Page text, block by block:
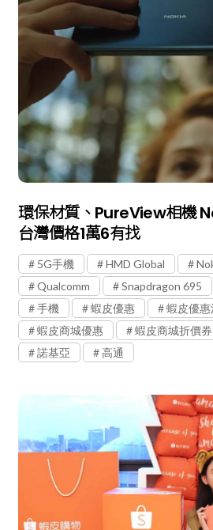
環保材質、PureView相機
台灣價格1萬6有找
5G手機 HMD Global
Qualcomm
Snapdragon 695
手機
蝦皮優惠 蝦皮優惠
蝦皮商城優惠
蝦皮商城折價券
諾基亞
高通